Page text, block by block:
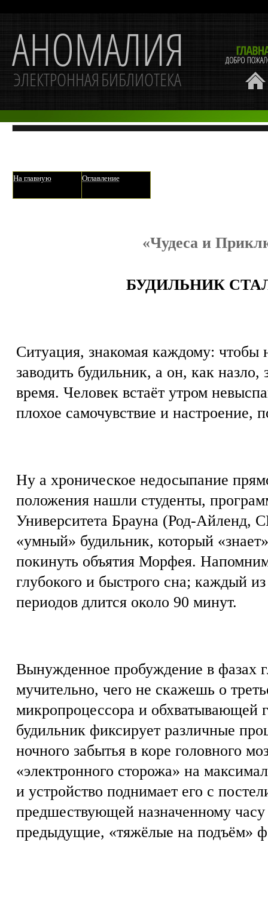
На главную Оглавление
«Чудеса и
БУДИЛЬНИК
Ситуация, знакомая каждому: чтобы
заводить будильник, а он, как
время. Человек встаёт утром
плохое самочувствие и настроение,
Ну а хроническое недосыпание
положения нашли студенты,
Университета Брауна (Род-
«умный» будильник, который
покинуть объятия Морфея.
глубокого и быстрого сна; каждый
периодов длится около 90 минут.
Вынужденное пробуждение в фазах
мучительно, чего не скажешь о
микропроцессора и обхватывающей
будильник фиксирует различные
ночного забытья в коре головного
«электронного сторожа» на
и устройство поднимает его с
предшествующей назначенному часу
предыдущие, «тяжёлые на подъём»